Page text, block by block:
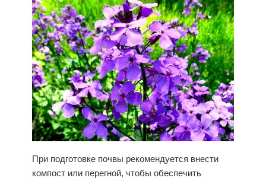
При подготовке почвы рекомендуется внести
компост или перегной, чтобы обеспечить